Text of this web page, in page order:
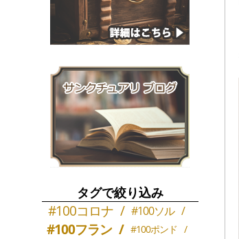
タグで絞り込み
#100コロナ / #100ソル /
#100フラン / #100ポンド /